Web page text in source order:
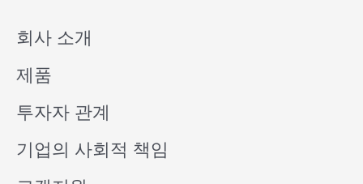
회사 소개
제품
투자자 관계
기업의 사회적 책임